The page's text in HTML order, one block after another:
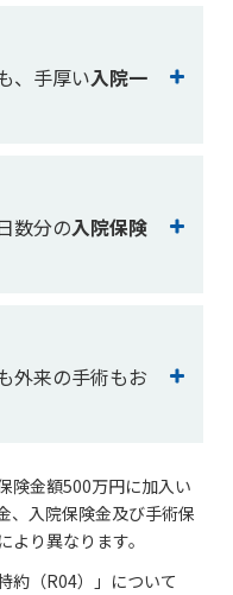
の取り組み
かる費用とは？
組み
シャルメディア
以内に死亡したと
準保険金額の10％
、手厚い入院一
自己負担には、
る入院一時金
で
数分の入院保険
には、
で備えられます。
外来の手術もお
入院中の手術も外来
払いします。
険金額500万円に加入い
、入院保険金及び手術保
り異なります。
約（R04）」について